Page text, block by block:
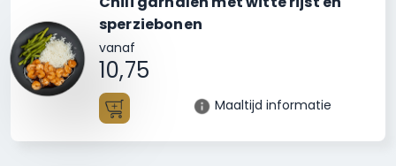
sperziebonen
vanaf
10,75
Maaltijd informatie